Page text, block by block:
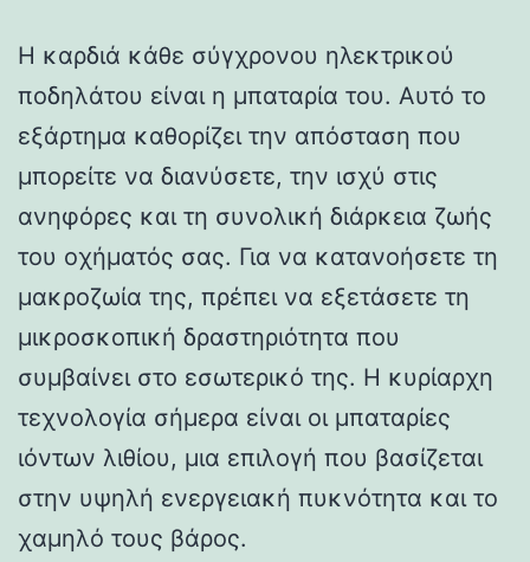
Η καρδιά κάθε σύγχρονου ηλεκτρικού
ποδηλάτου είναι η μπαταρία του. Αυτό το
εξάρτημα καθορίζει την απόσταση που
μπορείτε να διανύσετε, την ισχύ στις
ανηφόρες και τη συνολική διάρκεια ζωής
του οχήματός σας. Για να κατανοήσετε τη
μακροζωία της, πρέπει να εξετάσετε τη
μικροσκοπική δραστηριότητα που
συμβαίνει στο εσωτερικό της. Η κυρίαρχη
τεχνολογία σήμερα είναι οι μπαταρίες
ιόντων λιθίου, μια επιλογή που βασίζεται
στην υψηλή ενεργειακή πυκνότητα και το
χαμηλό τους βάρος.